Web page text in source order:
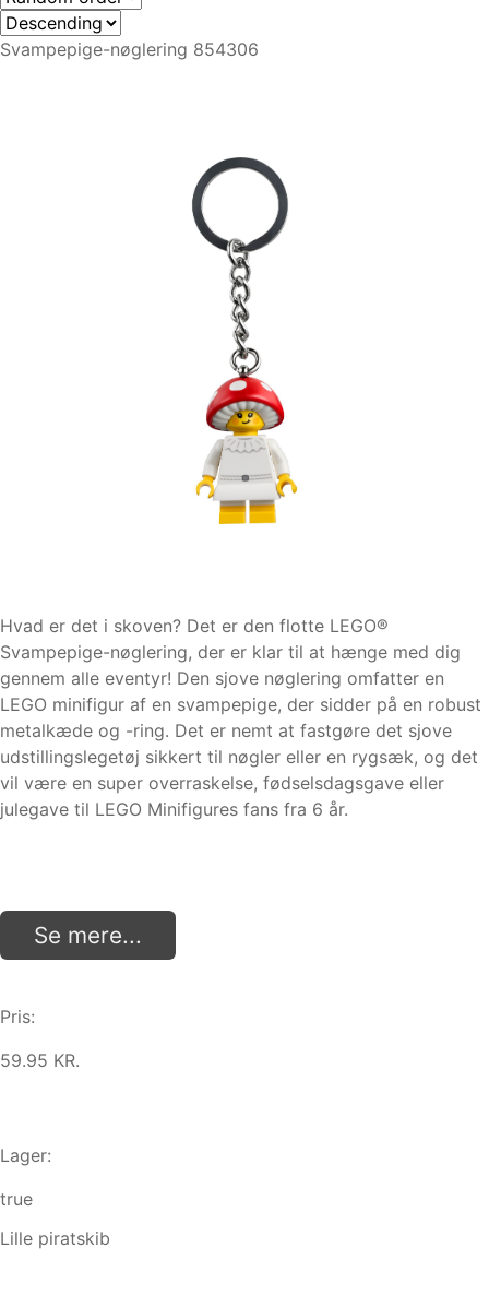
Svampepige-nøglering 854306
Hvad er det i skoven? Det er den flotte LEGO®
Svampepige-nøglering, der er klar til at hænge med dig
gennem alle eventyr! Den sjove nøglering omfatter en
LEGO minifigur af en svampepige, der sidder på en robust
metalkæde og -ring. Det er nemt at fastgøre det sjove
udstillingslegetøj sikkert til nøgler eller en rygsæk, og det
vil være en super overraskelse, fødselsdagsgave eller
julegave til LEGO Minifigures fans fra 6 år.
Se mere...
Pris:
59.95 KR.
Lager:
true
Lille piratskib